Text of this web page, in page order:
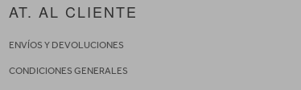
AT. AL CLIENTE
ENVÍOS Y DEVOLUCIONES
CONDICIONES GENERALES